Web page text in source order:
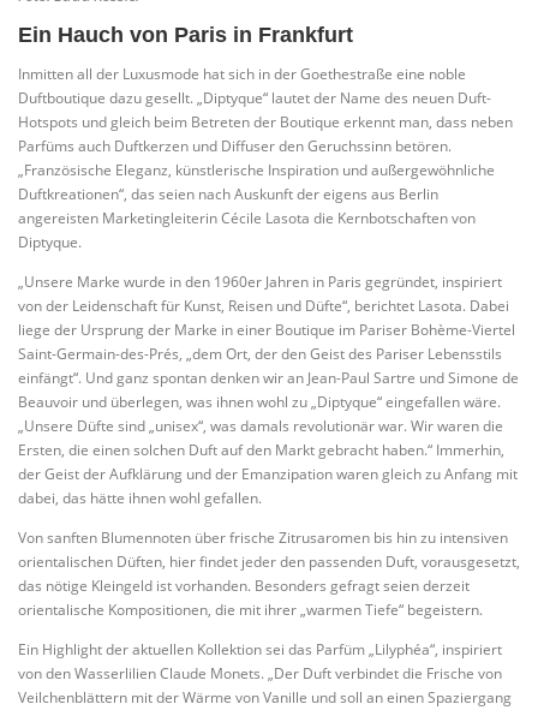
Ein Hauch von Paris in Frankfurt
Inmitten all der Luxusmode hat sich in der Goethestraße eine noble
Duftboutique dazu gesellt. „Diptyque“ lautet der Name des neuen Duft-
Hotspots und gleich beim Betreten der Boutique erkennt man, dass neben
Parfüms auch Duftkerzen und Diffuser den Geruchssinn betören.
„Französische Eleganz, künstlerische Inspiration und außergewöhnliche
Duftkreationen“, das seien nach Auskunft der eigens aus Berlin
angereisten Marketingleiterin Cécile Lasota die Kernbotschaften von
Diptyque.
„Unsere Marke wurde in den 1960er Jahren in Paris gegründet, inspiriert
von der Leidenschaft für Kunst, Reisen und Düfte“, berichtet Lasota. Dabei
liege der Ursprung der Marke in einer Boutique im Pariser Bohème-Viertel
Saint-Germain-des-Prés, „dem Ort, der den Geist des Pariser Lebensstils
einfängt“. Und ganz spontan denken wir an Jean-Paul Sartre und Simone de
Beauvoir und überlegen, was ihnen wohl zu „Diptyque“ eingefallen wäre.
„Unsere Düfte sind „unisex“, was damals revolutionär war. Wir waren die
Ersten, die einen solchen Duft auf den Markt gebracht haben.“ Immerhin,
der Geist der Aufklärung und der Emanzipation waren gleich zu Anfang mit
dabei, das hätte ihnen wohl gefallen.
Von sanften Blumennoten über frische Zitrusaromen bis hin zu intensiven
orientalischen Düften, hier findet jeder den passenden Duft, vorausgesetzt,
das nötige Kleingeld ist vorhanden. Besonders gefragt seien derzeit
orientalische Kompositionen, die mit ihrer „warmen Tiefe“ begeistern.
Ein Highlight der aktuellen Kollektion sei das Parfüm „Lilyphéa“, inspiriert
von den Wasserlilien Claude Monets. „Der Duft verbindet die Frische von
Veilchenblättern mit der Wärme von Vanille und soll an einen Spaziergang